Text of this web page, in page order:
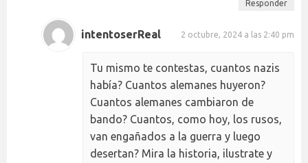
Responder
intentoserReal 2 octubre, 2024 a las 2:40 pm
Tu mismo te contestas, cuantos nazis
había? Cuantos alemanes huyeron?
Cuantos alemanes cambiaron de
bando? Cuantos, como hoy, los rusos,
van engañados a la guerra y luego
desertan? Mira la historia, ilustrate y